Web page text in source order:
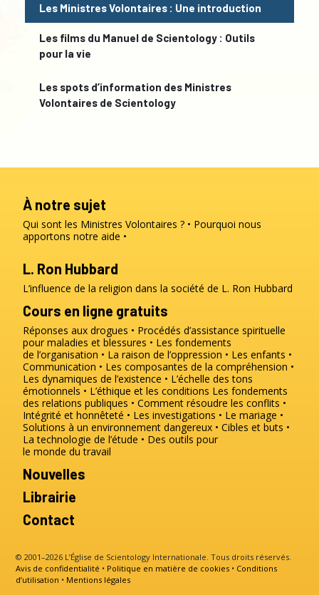
Les Ministres Volontaires : Une introduction
Les films du Manuel de Scientology : Outils
pour la vie
Les spots d’information des Ministres
Volontaires de Scientology
À notre sujet
Qui sont les Ministres Volontaires ?
Pourquoi nous
apportons notre aide
L. Ron Hubbard
L’influence de la religion dans la société de L. Ron Hubbard
Cours en ligne gratuits
Réponses aux drogues
Procédés d’assistance spirituelle
pour maladies et blessures
Les fondements
de l’organisation
La raison de l’oppression
Les enfants
Communication
Les composantes de la compréhension
Les dynamiques de l’existence
L’échelle des tons
émotionnels
L’éthique et les conditions Les fondements
des relations publiques
Comment résoudre les conflits
Intégrité et honnêteté
Les investigations
Le mariage
Solutions à un environnement dangereux
Cibles et buts
La technologie de l’étude
Des outils pour
le monde du travail
Nouvelles
Librairie
Contact
© 2001–2026 L’Église de Scientology Internationale. Tous droits réservés.
Avis de confidentialité • Politique en matière de cookies • Conditions
d’utilisation • Mentions légales